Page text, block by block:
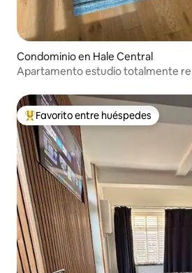
Condominio en Hale Central
Apartamento estudio totalmente
De los mejores en Favorito entre
Favorito entre huéspedes